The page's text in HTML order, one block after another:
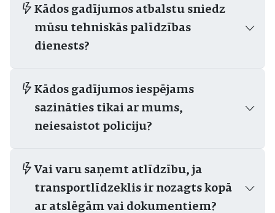
Kādos gadījumos atbalstu sniedz
mūsu tehniskās palīdzības
dienests?
Kādos gadījumos iespējams
sazināties tikai ar mums,
neiesaistot policiju?
Vai varu saņemt atlīdzību, ja
transportlīdzeklis ir nozagts kopā
ar atslēgām vai dokumentiem?